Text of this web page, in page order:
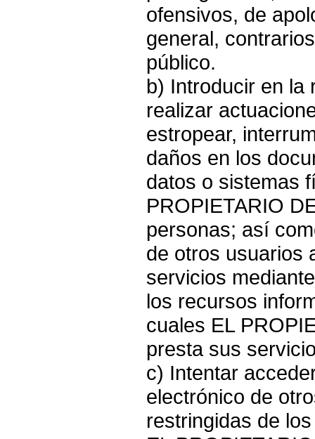
ofensivos, de
general,
público.
b) Introducir en la
realizar
estropear,
daños en los
datos o sistemas
PROPIETARIO
personas; así
de otros usuarios
servicios
los recursos
cuales EL
presta sus
c) Intentar
electrónico de
restringidas de